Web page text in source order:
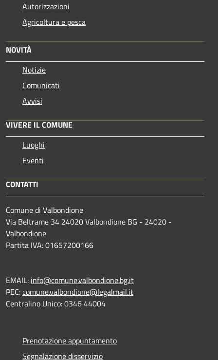
Autorizzazioni
Agricoltura e pesca
NOVITÀ
Notizie
Comunicati
Avvisi
VIVERE IL COMUNE
Luoghi
Eventi
CONTATTI
Comune di Valbondione
Via Beltrame 34 24020 Valbondione BG - 24020 -
Valbondione
Partita IVA: 01657200166
EMAIL: info@comune.valbondione.bg.it
PEC:comune.valbondione@legalmail.it
Centralino Unico: 0346 44004
Prenotazione appuntamento
Segnalazione disservizio